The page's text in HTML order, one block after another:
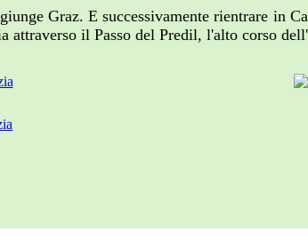
Graz. E successivamente rientrare in
il Passo del Predil, l'alto corso